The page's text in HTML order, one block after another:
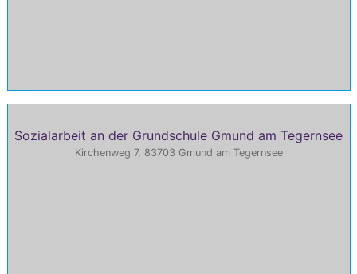
Sozialarbeit an der Grundschule Gmund am Tegernsee
Kirchenweg 7, 83703 Gmund am Tegernsee